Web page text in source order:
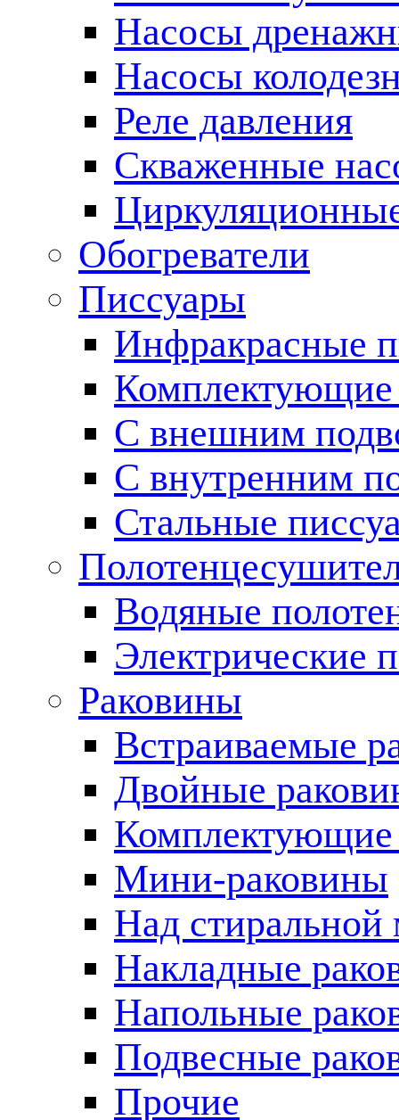
Насосы
Насосы
Реле давления
Скваженные
Обогреватели
Писсуары
Инфракрасные
Комплектующие
С внешним
С внутренним
Стальные
Водяные
Электрические
Раковины
Встраиваемые
Двойные
Комплектующие
Мини-раковины
Над
Накладные
Напольные
Подвесные
Прочие